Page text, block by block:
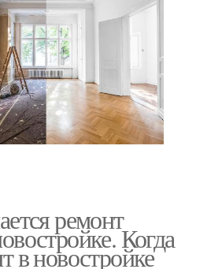
ремонт
Когда
в новостройке